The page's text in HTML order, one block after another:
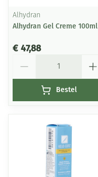
Alhydran
Alhydran Gel Creme 100ml
€ 47,88
Bestel